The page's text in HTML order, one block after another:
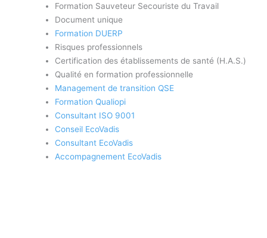
Formation Sauveteur Secouriste du Travail
Document unique
Formation DUERP
Risques professionnels
Certification des établissements de santé (H.A.S.)
Qualité en formation professionnelle
Management de transition QSE
Formation Qualiopi
Consultant ISO 9001
Conseil EcoVadis
Consultant EcoVadis
Accompagnement EcoVadis